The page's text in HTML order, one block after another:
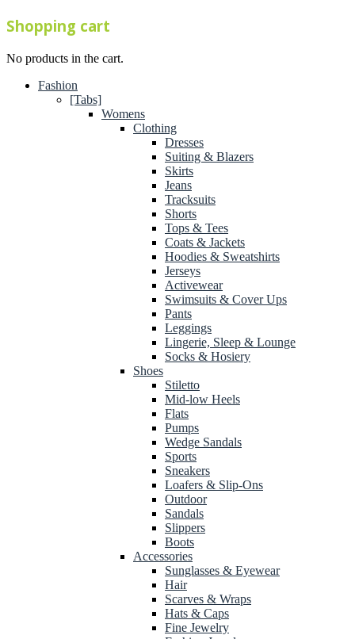
Shopping cart
No products in the cart.
Fashion
[Tabs]
Womens
Clothing
Dresses
Suiting & Blazers
Skirts
Jeans
Tracksuits
Shorts
Tops & Tees
Coats & Jackets
Hoodies & Sweatshirts
Jerseys
Activewear
Swimsuits & Cover Ups
Pants
Leggings
Lingerie, Sleep & Lounge
Socks & Hosiery
Shoes
Stiletto
Mid-low Heels
Flats
Pumps
Wedge Sandals
Sports
Sneakers
Loafers & Slip-Ons
Outdoor
Sandals
Slippers
Boots
Accessories
Sunglasses & Eyewear
Hair
Scarves & Wraps
Hats & Caps
Fine Jewelry